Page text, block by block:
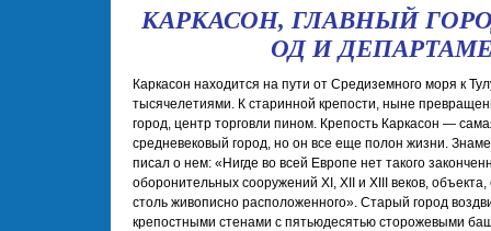
КАРКАСОН, ГЛАВНЫЙ
ОД И
Каркасон находится на пути от Средиземного моря к
тысячелетиями. К старинной крепости, ныне
город, центр торговли пином. Крепость Каркасон —
средневековый город, но он все еще полон жизни.
писал о нем: «Нигде во всей Европе нет такого
оборонительных сооружений XI, XII и XIII веков,
столь живописно расположенного». Старый город
крепостными стенами с пятьюдесятью сторожевыми